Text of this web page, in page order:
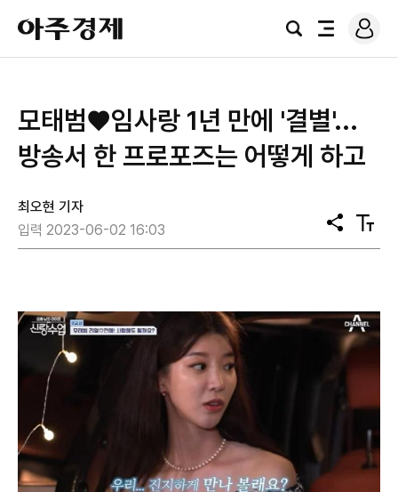
아
주
경
검
전
로
그
모태범♥임사랑 1년 만에 '결별'...
방송서 한 프로포즈는 어떻게 하고
최오현 기자
입력 2023-06-02 16:03
공
유
텍
스